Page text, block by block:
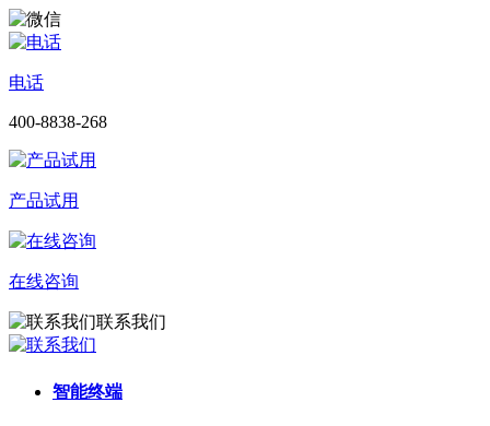
电话
400-8838-268
产品试用
在线咨询
联系我们
智能终端